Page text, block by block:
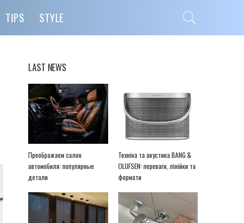
TIPS STYLE
LAST NEWS
Преображаем салон
автомобиля: популярные
детали
Техніка та акустика BANG &
OLUFSEN: переваги, лінійки та
формати